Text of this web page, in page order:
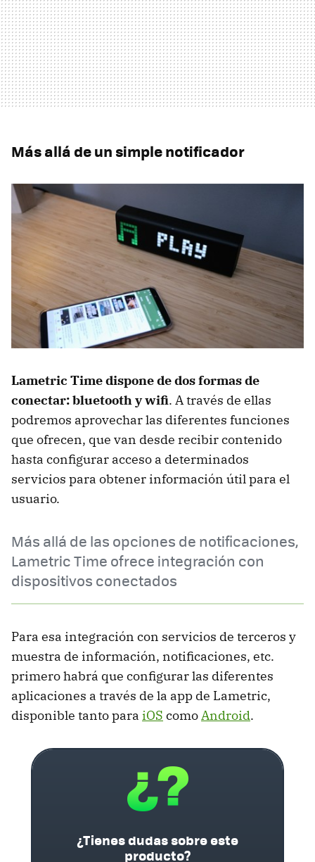
Más allá de un simple notificador
Lametric Time dispone de dos formas de
conectar: bluetooth y wifi. A través de ellas
podremos aprovechar las diferentes funciones
que ofrecen, que van desde recibir contenido
hasta configurar acceso a determinados
servicios para obtener información útil para el
usuario.
Más allá de las opciones de notificaciones,
Lametric Time ofrece integración con
dispositivos conectados
Para esa integración con servicios de terceros y
muestra de información, notificaciones, etc.
primero habrá que configurar las diferentes
aplicaciones a través de la app de Lametric,
disponible tanto para iOS comoAndroid.
¿Tienes dudas sobre este
producto?